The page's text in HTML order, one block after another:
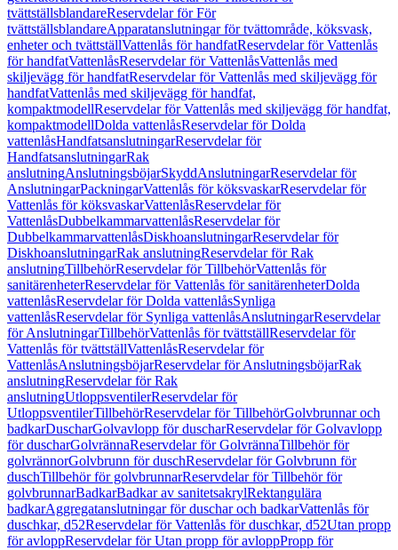
tvättställsblandareReservdelar för För
tvättställsblandareApparatanslutningar för tvättområde, köksvask,
enheter och tvättställVattenlås för handfatReservdelar för Vattenlås
för handfatVattenlåsReservdelar för VattenlåsVattenlås med
skiljevägg för handfatReservdelar för Vattenlås med skiljevägg för
handfatVattenlås med skiljevägg för handfat,
kompaktmodellReservdelar för Vattenlås med skiljevägg för handfat,
kompaktmodellDolda vattenlåsReservdelar för Dolda
vattenlåsHandfatsanslutningarReservdelar för
HandfatsanslutningarRak
anslutningAnslutningsböjarSkyddAnslutningarReservdelar för
AnslutningarPackningarVattenlås för köksvaskarReservdelar för
Vattenlås för köksvaskarVattenlåsReservdelar för
VattenlåsDubbelkammarvattenlåsReservdelar för
DubbelkammarvattenlåsDiskhoanslutningarReservdelar för
DiskhoanslutningarRak anslutningReservdelar för Rak
anslutningTillbehörReservdelar för TillbehörVattenlås för
sanitärenheterReservdelar för Vattenlås för sanitärenheterDolda
vattenlåsReservdelar för Dolda vattenlåsSynliga
vattenlåsReservdelar för Synliga vattenlåsAnslutningarReservdelar
för AnslutningarTillbehörVattenlås för tvättställReservdelar för
Vattenlås för tvättställVattenlåsReservdelar för
VattenlåsAnslutningsböjarReservdelar för AnslutningsböjarRak
anslutningReservdelar för Rak
anslutningUtloppsventilerReservdelar för
UtloppsventilerTillbehörReservdelar för TillbehörGolvbrunnar och
badkarDuscharGolvavlopp för duscharReservdelar för Golvavlopp
för duscharGolvrännaReservdelar för GolvrännaTillbehör för
golvrännorGolvbrunn för duschReservdelar för Golvbrunn för
duschTillbehör för golvbrunnarReservdelar för Tillbehör för
golvbrunnarBadkarBadkar av sanitetsakrylRektangulära
badkarAggregatanslutningar för duschar och badkarVattenlås för
duschkar, d52Reservdelar för Vattenlås för duschkar, d52Utan propp
för avloppReservdelar för Utan propp för avloppPropp för